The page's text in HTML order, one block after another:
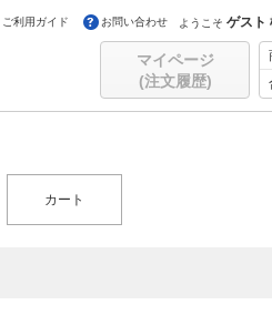
ご利用ガイド お問い合わせ ようこそ ゲスト
マイページ
(注文履歴)
カート